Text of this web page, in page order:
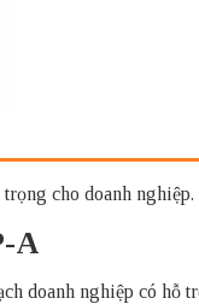
cho doanh
A
doanh nghiệp có